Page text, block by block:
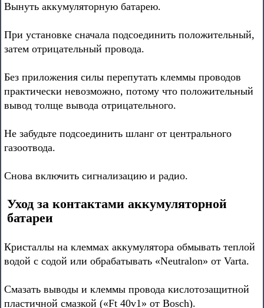
Вынуть аккумуляторную батарею.
При установке сначала подсоединить положительный,
затем отрицательный провода.
Без приложения силы перепутать клеммы проводов
практически невозможно, потому что положительный
вывод толще вывода отрицательного.
Не забудьте подсоединить шланг от центрального
газоотвода.
Снова включить сигнализацию и радио.
Уход за контактами аккумуляторной
батареи
Кристаллы на клеммах аккумулятора обмывать теплой
водой с содой или обрабатывать «Neutralon» от Varta.
Смазать выводы и клеммы провода кислотозащитной
пластичной смазкой («Ft 40v1» от Bosch).